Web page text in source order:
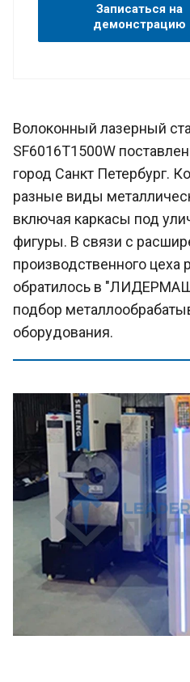
Записаться на
демонстрацию
Волоконный лазерный
SF6016T1500W
город Санкт Петербург.
разные виды
включая каркасы под
фигуры. В связи с
производственного цеха
обратилось в
подбор
оборудования.